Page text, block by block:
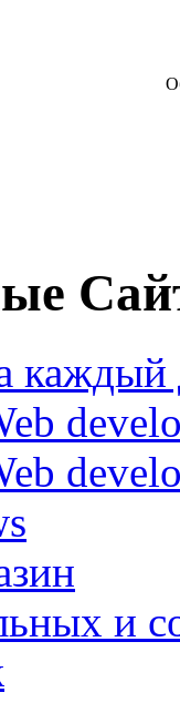
каждый
и